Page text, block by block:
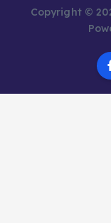
Copyright ©